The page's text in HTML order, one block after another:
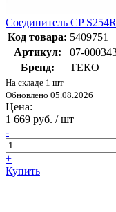
Соединитель CP
Код товара: 5409751
Артикул:
07-
Бренд:
ТЕКО
На складе 1 шт
Обновлено 05.08.2026
Цена:
1 669 руб. / шт
-
+
Купить